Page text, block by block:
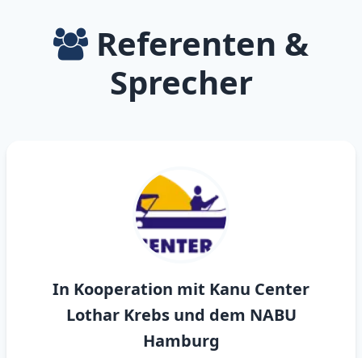
Referenten &
Sprecher
In Kooperation mit Kanu Center
Lothar Krebs und dem NABU
Hamburg